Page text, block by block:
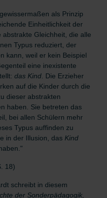
als Prinzip
Einheitlichkeit der
Gleichheit, die alle
Typus reduziert, der
kann, weil er kein Beispiel
eine inexistente
das Kind . Die Erzieher
auf die Kinder durch die
dieser abstrakten
haben. Sie betreten das
bei allen Schülern mehr
Typus auffinden zu
in der Illusion, das Kind
18)
schreibt in diesem
der Sonderpädagogik,